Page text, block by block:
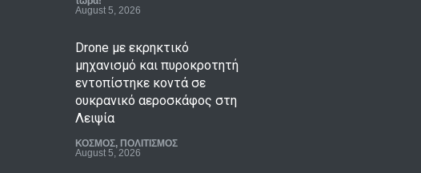
August 5, 2026
Drone με εκρηκτικό
μηχανισμό και πυροκροτητή
εντοπίστηκε κοντά σε
ουκρανικό αεροσκάφος στη
Λειψία
ΚΟΣΜΟΣ, ΠΟΛΙΤΙΣΜΟΣ
August 5, 2026